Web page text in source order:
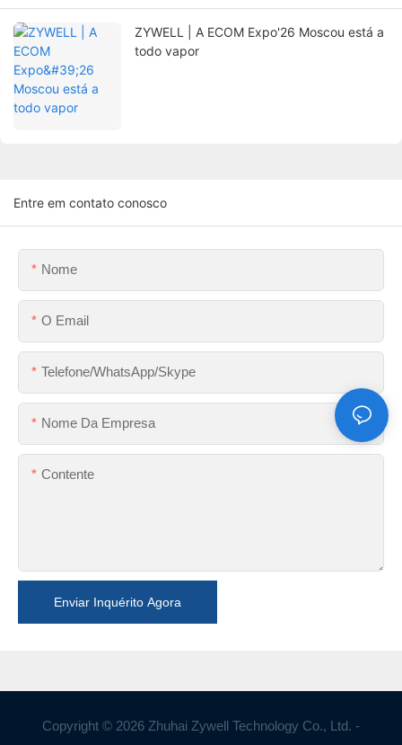
ZYWELL | A ECOM Expo'26 Moscou está a
todo vapor
Entre em contato conosco
Nome
O Email
Telefone/WhatsApp/Skype
Nome Da Empresa
Contente
Enviar Inquérito Agora
Copyright © 2026 Zhuhai Zywell Technology Co., Ltd. -